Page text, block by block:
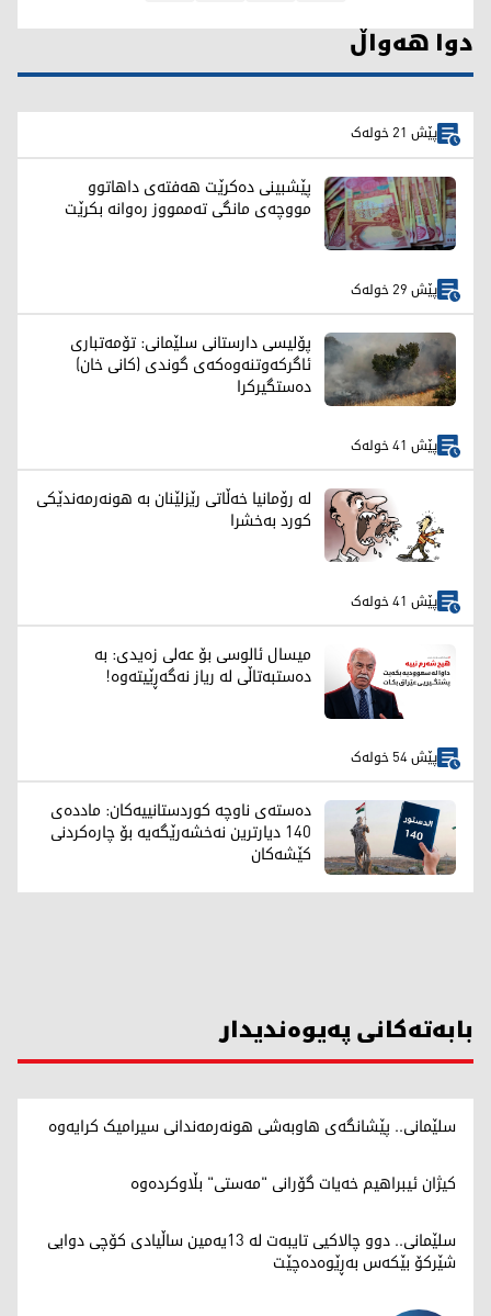
دوا هەواڵ
پێش 21 خولەک
پێشبینی دەکرێت هەفتەی داهاتوو
مووچەی مانگی تەممووز رەوانە بکرێت
پێش 29 خولەک
پۆلیسی دارستانی سلێمانی: تۆمەتباری
ئاگرکەوتنەوەکەی گوندی (کانی خان)
دەستگیرکرا
پێش 41 خولەک
لە رۆمانیا خەڵاتی رێزلێنان بە هونەرمەندێکی
کورد بەخشرا
پێش 41 خولەک
میسال ئالوسی بۆ عەلی زەیدی: بە
دەستبەتاڵی لە ریاز نەگەڕێیتەوە!
پێش 54 خولەک
دەستەی ناوچە کوردستانییەکان: ماددەی
140 دیارترین نەخشەرێگەیە بۆ چارەکردنی
کێشەکان
بابەتەکانی پەیوەندیدار
سلێمانی.. پێشانگەی هاوبەشی هونەرمەندانی سیرامیک کرایەوە
کیژان ئیبراهیم خەیات گۆرانی "مەستی" بڵاوکردەوە
سلێمانی.. دوو چالاکیی تایبەت لە 13یەمین ساڵیادی کۆچی دوایی
شێرکۆ بێکەس بەڕێوەدەچێت